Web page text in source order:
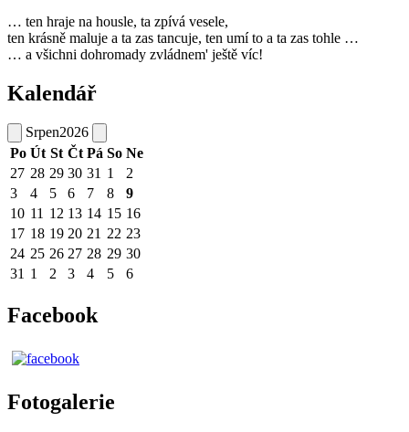
… ten hraje na housle, ta zpívá vesele,
ten krásně maluje a ta zas tancuje, ten umí to a ta zas tohle …
… a všichni dohromady zvládnem' ještě víc!
Kalendář
Srpen2026
Po Út St Čt Pá So Ne
27 28 29 30 31 1
2
3
4 5 6 7 8
9
10 11 12 13 14 15 16
17 18 19 20 21 22 23
24 25 26 27 28 29 30
31 1 2 3 4 5 6
Facebook
Fotogalerie